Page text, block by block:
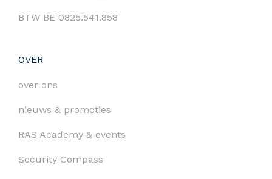
BTW BE 0825.541.858
OVER
over ons
nieuws & promoties
RAS Academy & events
Security Compass